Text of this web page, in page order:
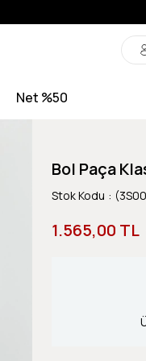
Net %50
Bol Paça
Stok Kodu
1.565,00 TL